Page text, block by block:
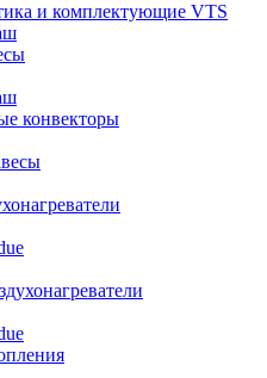
и комплектующие VTS
конвекторы